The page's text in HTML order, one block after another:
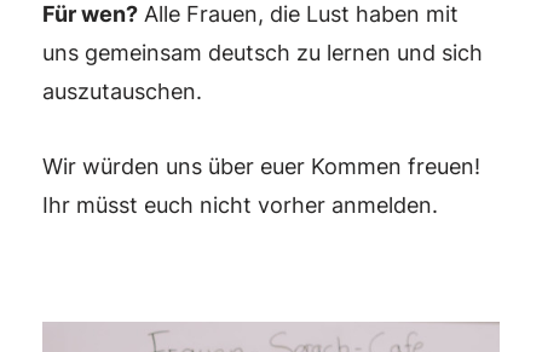
Für wen? Alle Frauen, die Lust haben mit
uns gemeinsam deutsch zu lernen und sich
auszutauschen.
Wir würden uns über euer Kommen freuen!
Ihr müsst euch nicht vorher anmelden.